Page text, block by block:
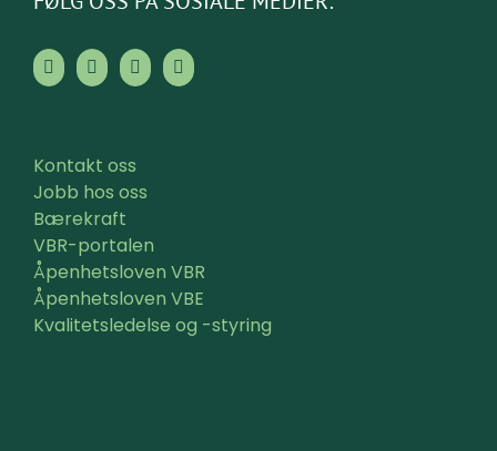
Kontakt oss
Jobb hos oss
Bærekraft
VBR-portalen
Åpenhetsloven VBR
Åpenhetsloven VBE
Kvalitetsledelse og -styring